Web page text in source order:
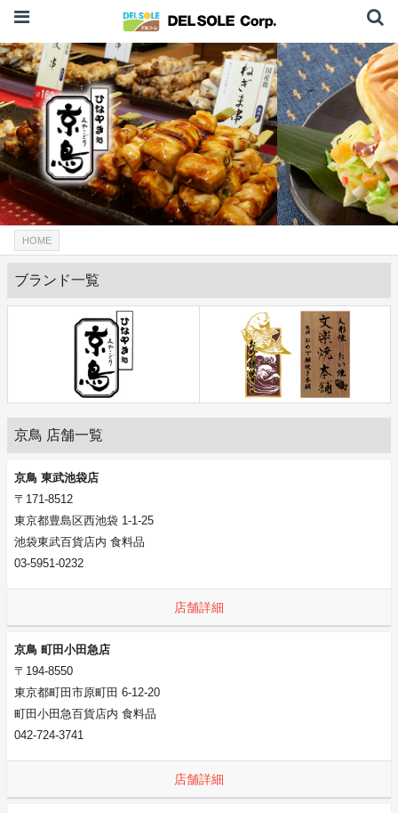
HOME
ブランド一覧
京鳥 店舗一覧
京鳥 東武池袋店
〒171-8512
東京都豊島区西池袋 1-1-25
池袋東武百貨店内 食料品
03-5951-0232
店舗詳細
京鳥 町田小田急店
〒194-8550
東京都町田市原町田 6-12-20
町田小田急百貨店内 食料品
042-724-3741
店舗詳細